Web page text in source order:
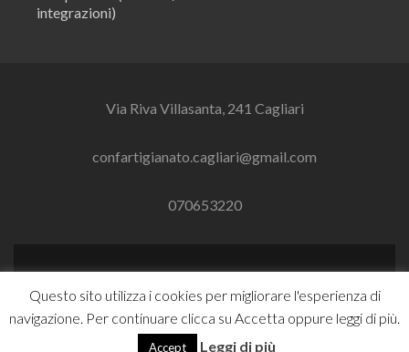
integrazioni)
Via Riva Villasanta, 241 Cagliari
confartigianato.cagliari@gmail.com
070653220
Link
a
Facebook
a
Linkedin
Zerif LiteSviluppato da
Questo sito utilizza i cookies per migliorare l'esperienza di
navigazione. Per continuare clicca su Accetta oppure leggi di più.
Accept Leggi di più